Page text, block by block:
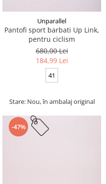
Unparallel
Pantofi sport barbati Up Link,
pentru ciclism
680,00 Lei
184,99 Lei
41
Stare: Nou, în ambalaj original
-47%